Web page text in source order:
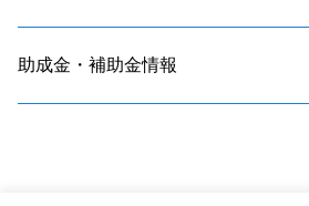
助成金・補助金情報